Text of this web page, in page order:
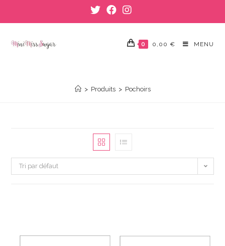
0 0,00 € MENU
> Produits > Pochoirs
Tri par défaut